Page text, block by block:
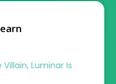
Luminar Is